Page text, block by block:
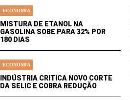
ECONOMIA
MISTURA DE ETANOL NA
GASOLINA SOBE PARA 32% POR
180 DIAS
ECONOMIA
INDÚSTRIA CRITICA NOVO CORTE
DA SELIC E COBRA REDUÇÃO